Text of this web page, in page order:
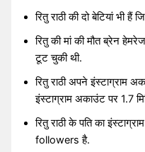
रितु राठी की दो बेटियां भी हैं
रितु की मां की मौत ब्रेन
टूट चुकी थी.
रितु राठी अपने इंस्टाग्राम
इंस्टाग्राम अकाउंट पर 1.7
रितु राठी के पति का
followers है.